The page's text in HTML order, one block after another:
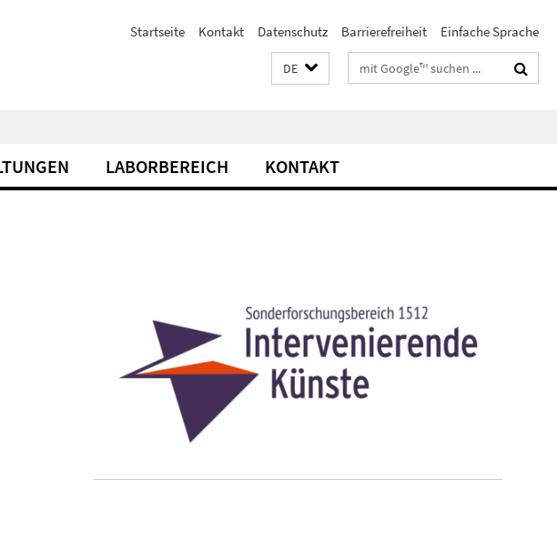
Startseite Kontakt Datenschutz Barrierefreiheit Einfache Sprache
DE Suchbegriffe
LABORBEREICH KONTAKT